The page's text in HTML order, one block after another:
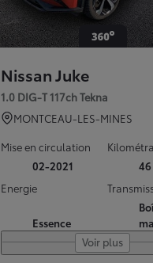
Nissan Juke
1.0 DIG-T 117ch Tekna
MONTCEAU-LES-MINES
Mise en circulation
02-2021
46
Energie
Essence
Voir plus